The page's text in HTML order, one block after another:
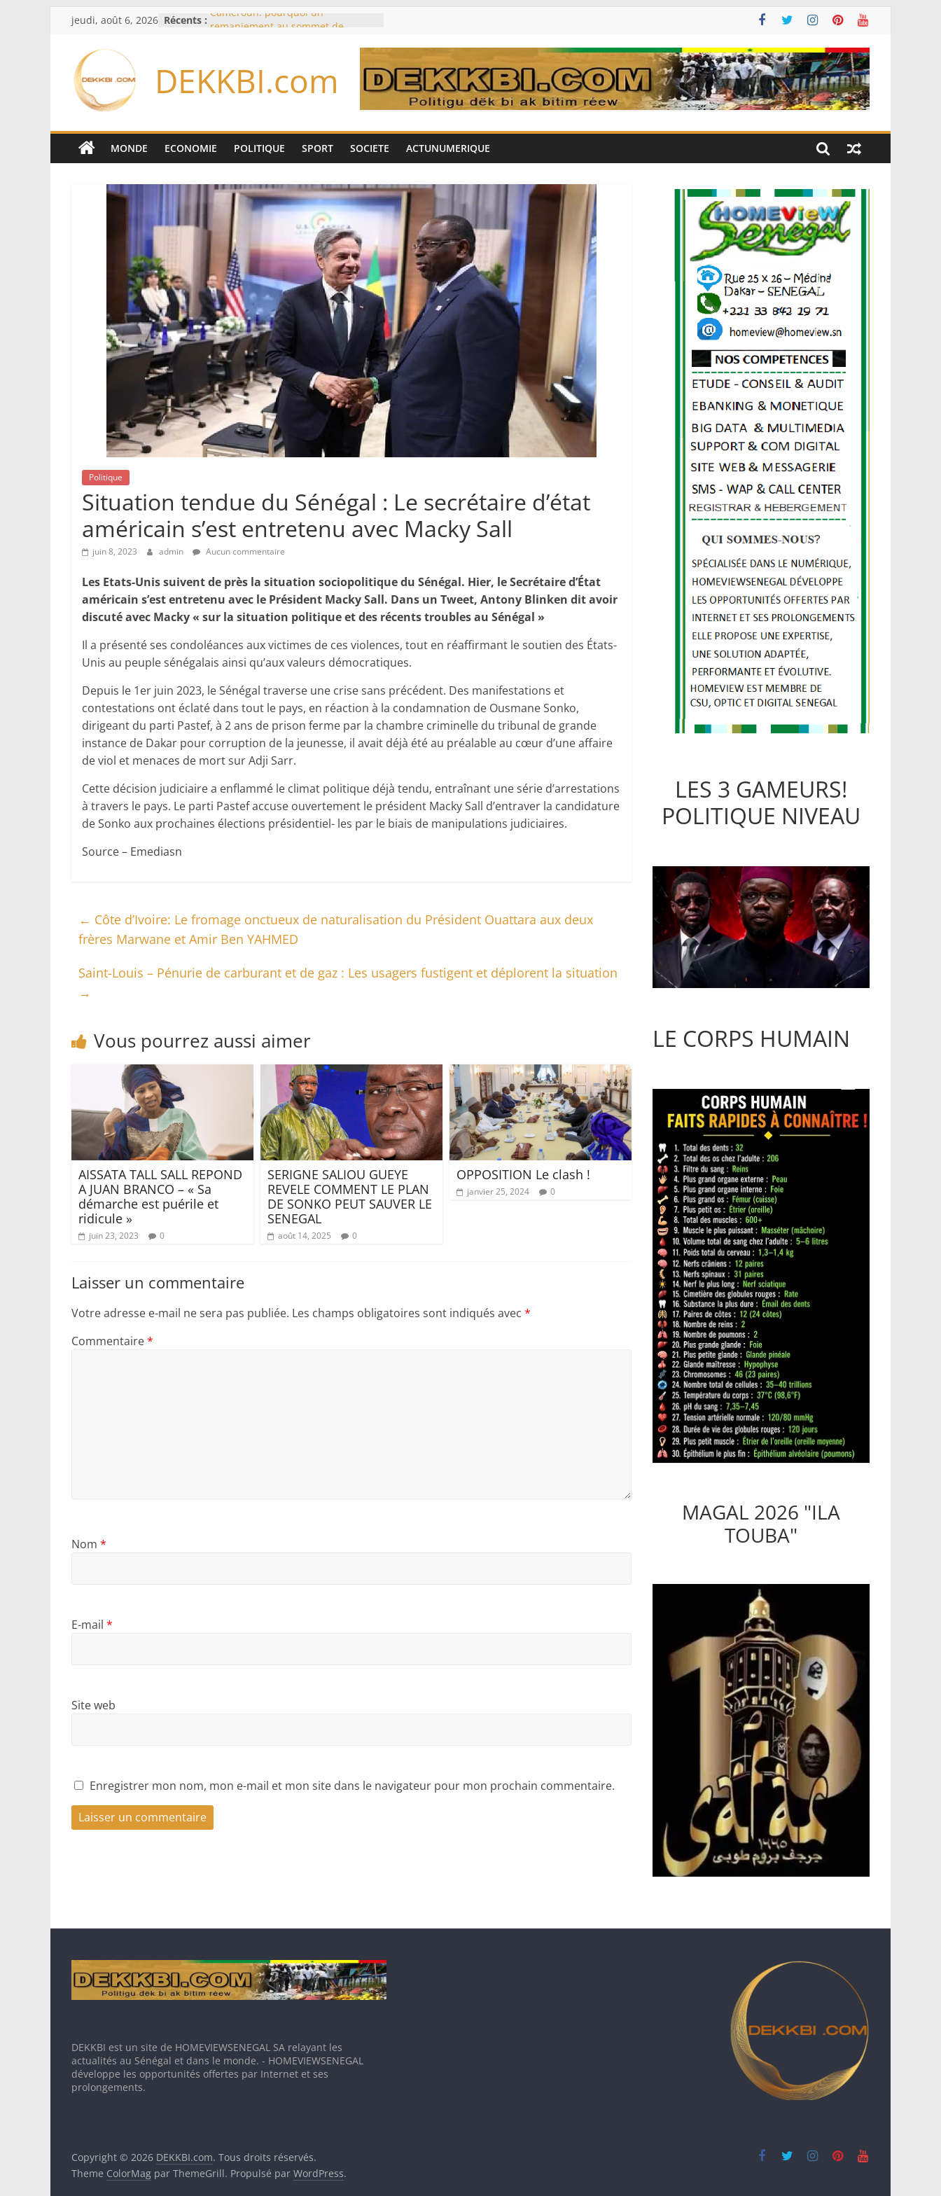
Passer
contenu
jeudi, août 6, 2026 Récents : Cameroun: pourquoi un
l’armée alors que Paul Biya est hors
Meta se lance sur le marché des
logiciels écrits par l’IA, dominé par
records dans l’espoir d’un accord
Disney s’associe à TikTok pour tirer
davantage profit de ses univers
France – Algérie: l’affaire Mehdi
Laribi relance la coopération
policière contre le narcotrafic
DEKKBI.com
MONDE ECONOMIE POLITIQUE SPORT SOCIETE ACTUNUMERIQUE
Politique
Situation tendue du Sénégal : Le secrétaire d’état
américain s’est entretenu avec Macky Sall
juin 8, 2023 admin Aucun commentaire
Les Etats-Unis suivent de près la situation sociopolitique du Sénégal. Hier, le Secrétaire d’État
américain s’est entretenu avec le Président Macky Sall. Dans un Tweet, Antony Blinken dit avoir
discuté avec Macky « sur la situation politique et des récents troubles au Sénégal »
Il a présenté ses condoléances aux victimes de ces violences, tout en réaffirmant le soutien des États-
Unis au peuple sénégalais ainsi qu’aux valeurs démocratiques.
Depuis le 1er juin 2023, le Sénégal traverse une crise sans précédent. Des manifestations et
contestations ont éclaté dans tout le pays, en réaction à la condamnation de Ousmane Sonko,
dirigeant du parti Pastef, à 2 ans de prison ferme par la chambre criminelle du tribunal de grande
instance de Dakar pour corruption de la jeunesse, il avait déjà été au préalable au cœur d’une affaire
de viol et menaces de mort sur Adji Sarr.
Cette décision judiciaire a enflammé le climat politique déjà tendu, entraînant une série d’arrestations
à travers le pays. Le parti Pastef accuse ouvertement le président Macky Sall d’entraver la candidature
de Sonko aux prochaines élections présidentiel- les par le biais de manipulations judiciaires.
Source – Emediasn
← Côte d’Ivoire: Le fromage onctueux de naturalisation du Président Ouattara aux deux
frères Marwane et Amir Ben YAHMED
Saint-Louis – Pénurie de carburant et de gaz : Les usagers fustigent et déplorent la situation
→
Vous pourrez aussi aimer
AISSATA TALL SALL REPOND
A JUAN BRANCO – « Sa
démarche est puérile et
ridicule »
juin 23, 2023 0
SERIGNE SALIOU GUEYE
REVELE COMMENT LE PLAN
DE SONKO PEUT SAUVER LE
SENEGAL
août 14, 2025 0
OPPOSITION Le clash !
janvier 25, 2024 0
Laisser un commentaire
Votre adresse e-mail ne sera pas publiée. Les champs obligatoires sont indiqués avec *
Commentaire*
Nom *
E-mail *
Site web
Enregistrer mon nom, mon e-mail et mon site dans le navigateur pour mon prochain commentaire.
LES 3 GAMEURS!
POLITIQUE NIVEAU
LE CORPS HUMAIN
MAGAL 2026 "ILA
TOUBA"
DEKKBI est un site de HOMEVIEWSENEGAL SA relayant les
actualités au Sénégal et dans le monde. - HOMEVIEWSENEGAL
développe les opportunités offertes par Internet et ses
prolongements.
Copyright © 2026 DEKKBI.com. Tous droits réservés.
Theme ColorMag par ThemeGrill. Propulsé par WordPress.